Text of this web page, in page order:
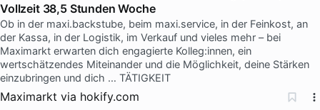
Vollzeit 38,5 Stunden Woche
Ob in der maxi.backstube, beim maxi.service, in der Feinkost, an
der Kassa, in der Logistik, im Verkauf und vieles mehr – bei
Maximarkt erwarten dich engagierte Kolleg:innen, ein
wertschätzendes Miteinander und die Möglichkeit, deine Stärken
einzubringen und dich … TÄTIGKEIT
Maximarkt via hokify.com